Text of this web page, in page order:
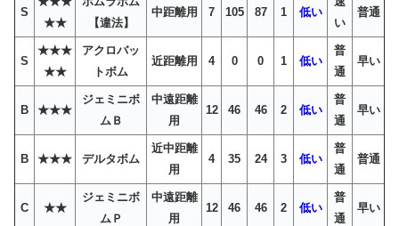
S
★★
【違法】
中距離用 7 105 87 1 低い
い
普通
S
★★★
★★
アクロバッ
トボム
近距離用 4 0 0 1 低い
普
通
早い
B ★★★
ジェミニボ
ムＢ
中遠距離
用
12 46 46 2 低い
普
通
早い
B ★★★ デルタボム
近中距離
用
4 35 24 3 低い
普
通
普通
C ★★
ジェミニボ
ムＰ
中遠距離
用
12 46 46 2 低い
普
通
早い